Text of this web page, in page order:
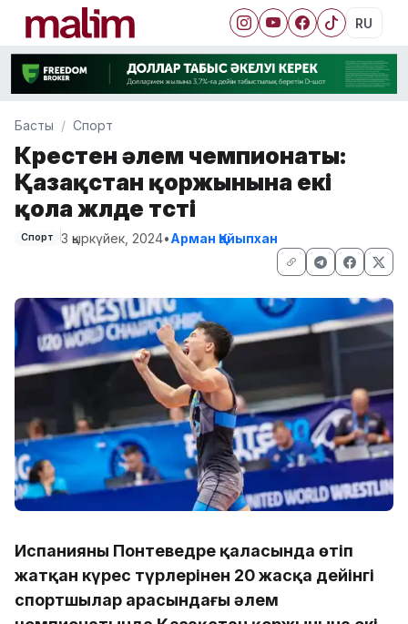
RU
Басты Спорт
Күрестен әлем чемпионаты:
Қазақстан қоржынына екі
қола жүлде түсті
Спорт 3 қыркүйек, 2024•Арман Қайыпхан
Испанияның Понтеведре қаласында өтіп
жатқан күрес түрлерінен 20 жасқа дейінгі
спортшылар арасындағы әлем